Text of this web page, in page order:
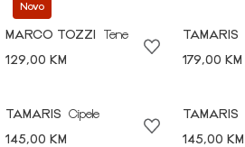
Novo
MARCO TOZZI
Tene
129,00 KM
TAMARIS
179,00 KM
TAMARIS
Cipele
145,00 KM
TAMARIS
145,00 KM